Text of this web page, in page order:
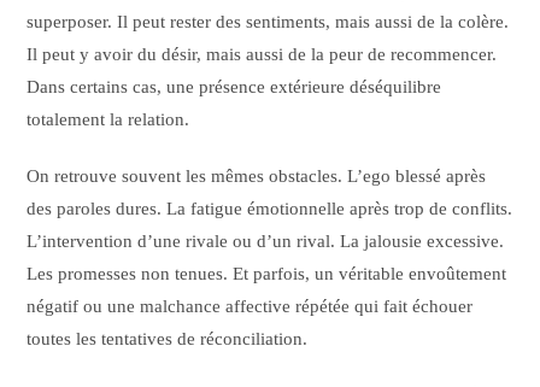
superposer. Il peut rester des sentiments, mais aussi de la colère.
Il peut y avoir du désir, mais aussi de la peur de recommencer.
Dans certains cas, une présence extérieure déséquilibre
totalement la relation.
On retrouve souvent les mêmes obstacles. L’ego blessé après
des paroles dures. La fatigue émotionnelle après trop de conflits.
L’intervention d’une rivale ou d’un rival. La jalousie excessive.
Les promesses non tenues. Et parfois, un véritable envoûtement
négatif ou une malchance affective répétée qui fait échouer
toutes les tentatives de réconciliation.